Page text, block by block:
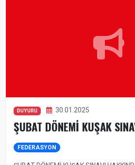
DUYURU 30.01.2025
ŞUBAT DÖNEMİ KUŞAK
FEDERASYON